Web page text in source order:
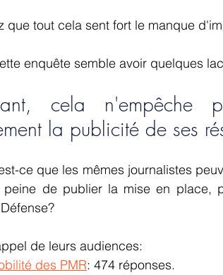
que tout cela sent fort le manque
enquête semble avoir quelques
cela n'empêche
la publicité de ses
ce que les mêmes journalistes
de publier la mise en place,
de leurs audiences:
des PMR: 474 réponses.